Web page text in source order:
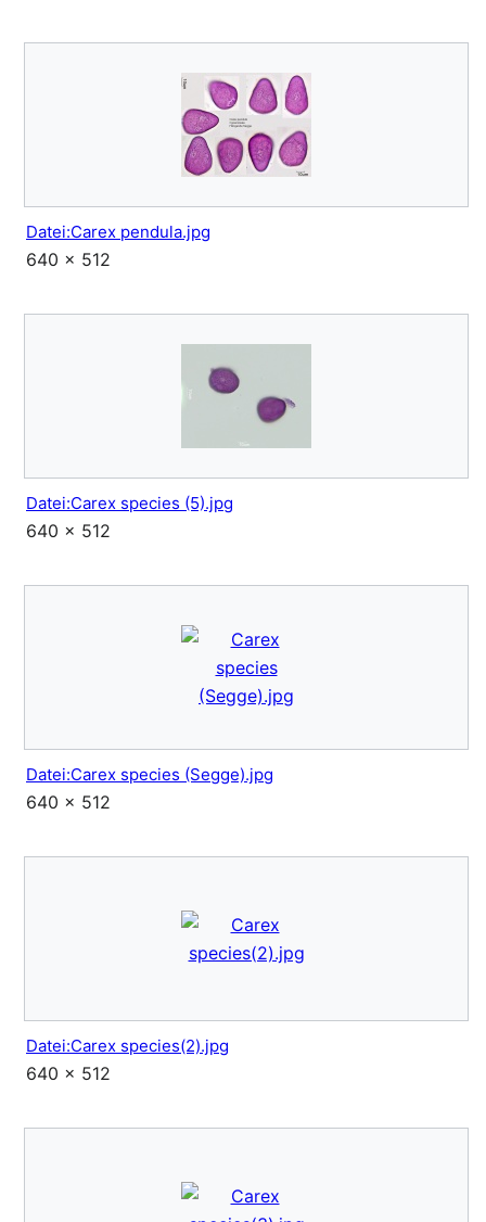
Datei:Carex pendula.jpg
640 × 512
Datei:Carex species (5).jpg
640 × 512
Datei:Carex species (Segge).jpg
640 × 512
Datei:Carex species(2).jpg
640 × 512